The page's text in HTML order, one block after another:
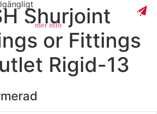
mer info
Shurjoint
or Fittings
Rigid-13